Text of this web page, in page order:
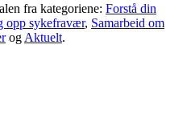
fra kategoriene: Forstå din
opp sykefravær, Samarbeid om
og Aktuelt.